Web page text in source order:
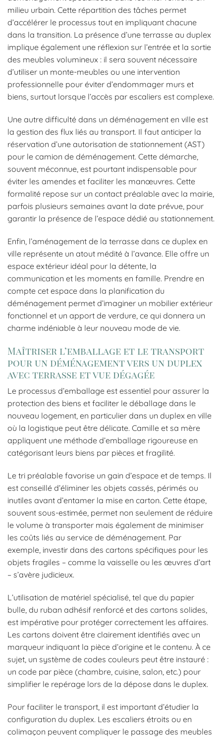
milieu urbain. Cette répartition des tâches permet
d’accélérer le processus tout en impliquant chacune
dans la transition. La présence d’une terrasse au duplex
implique également une réflexion sur l’entrée et la sortie
des meubles volumineux : il sera souvent nécessaire
d’utiliser un monte-meubles ou une intervention
professionnelle pour éviter d’endommager murs et
biens, surtout lorsque l’accès par escaliers est complexe.
Une autre difficulté dans un déménagement en ville est
la gestion des flux liés au transport. Il faut anticiper la
réservation d’une autorisation de stationnement (AST)
pour le camion de déménagement. Cette démarche,
souvent méconnue, est pourtant indispensable pour
éviter les amendes et faciliter les manœuvres. Cette
formalité repose sur un contact préalable avec la mairie,
parfois plusieurs semaines avant la date prévue, pour
garantir la présence de l’espace dédié au stationnement.
Enfin, l’aménagement de la terrasse dans ce duplex en
ville représente un atout médité à l’avance. Elle offre un
espace extérieur idéal pour la détente, la
communication et les moments en famille. Prendre en
compte cet espace dans la planification du
déménagement permet d’imaginer un mobilier extérieur
fonctionnel et un apport de verdure, ce qui donnera un
charme indéniable à leur nouveau mode de vie.
Maîtriser l’emballage et le transport
pour un déménagement vers un duplex
avec terrasse et vue dégagée
Le processus d’emballage est essentiel pour assurer la
protection des biens et faciliter le déballage dans le
nouveau logement, en particulier dans un duplex en ville
où la logistique peut être délicate. Camille et sa mère
appliquent une méthode d’emballage rigoureuse en
catégorisant leurs biens par pièces et fragilité.
Le tri préalable favorise un gain d’espace et de temps. Il
est conseillé d’éliminer les objets cassés, périmés ou
inutiles avant d’entamer la mise en carton. Cette étape,
souvent sous-estimée, permet non seulement de réduire
le volume à transporter mais également de minimiser
les coûts liés au service de déménagement. Par
exemple, investir dans des cartons spécifiques pour les
objets fragiles – comme la vaisselle ou les œuvres d’art
– s’avère judicieux.
L’utilisation de matériel spécialisé, tel que du papier
bulle, du ruban adhésif renforcé et des cartons solides,
est impérative pour protéger correctement les affaires.
Les cartons doivent être clairement identifiés avec un
marqueur indiquant la pièce d’origine et le contenu. À ce
sujet, un système de codes couleurs peut être instauré :
un code par pièce (chambre, cuisine, salon, etc.) pour
simplifier le repérage lors de la dépose dans le duplex.
Pour faciliter le transport, il est important d’étudier la
configuration du duplex. Les escaliers étroits ou en
colimaçon peuvent compliquer le passage des meubles